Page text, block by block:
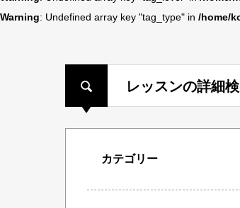
Warning: Undefined array key "tag_type" in /home/
レッスンの詳細
カテゴリー